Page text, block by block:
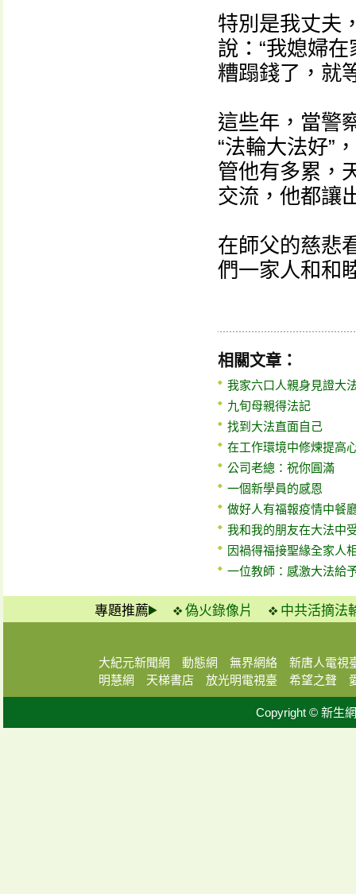
特別是我丈夫
說：“我媳婦
糟蹋錢了，就
這些年，當警
“法輪大法好”
管他有多累，
交流，他都讓
在師父的慈悲
們一家人和和
相關文章：
我家六口人親身見證大
九旬母親得法記
找到大法直面自己
在工作環境中修煉提高
公司老總：祝你圓滿
一個新學員的感恩
做好人有福報疫情中餐
我和我的朋友在大法中
因禍得福接聖緣全家人
一位教師：感激大法給
專題推薦 偽火錄像片 中共活摘法
大紀元新聞網 動態網 無界網絡
新唐人電視
明慧網
天梯書店 放光明電視臺 希望之聲
Copyright © 新生